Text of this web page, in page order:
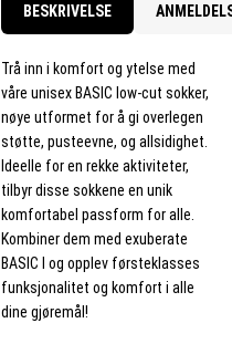
BESKRIVELSE
Trå inn i komfort og ytelse med
våre unisex BASIC low-cut sokker,
nøye utformet for å gi overlegen
støtte, pusteevne, og allsidighet.
Ideelle for en rekke aktiviteter,
tilbyr disse sokkene en unik
komfortabel passform for alle.
Kombiner dem med exuberate
BASIC I og opplev førsteklasses
funksjonalitet og komfort i alle
dine gjøremål!